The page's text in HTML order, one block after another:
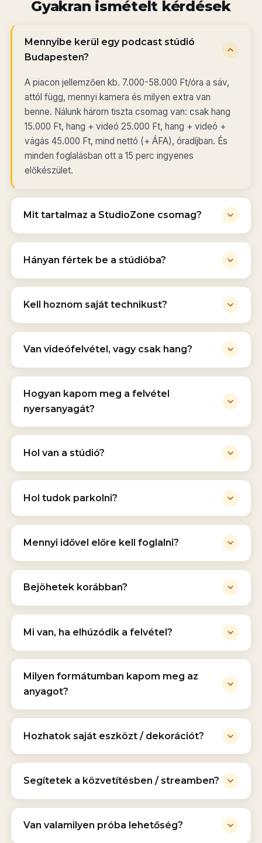
Gyakran ismételt kérdések
Mennyibe kerül egy podcast stúdió
Budapesten?
A piacon jellemzően kb. 7.000-58.000 Ft/óra a sáv,
attól függ, mennyi kamera és milyen extra van
benne. Nálunk három tiszta csomag van: csak hang
15.000 Ft, hang + videó 25.000 Ft, hang + videó +
vágás 45.000 Ft, mind nettó (+ ÁFA), óradíjban. És
minden foglalásban ott a 15 perc ingyenes
előkészület.
Mit tartalmaz a StudioZone csomag?
Hányan fértek be a stúdióba?
Kell hoznom saját technikust?
Van videófelvétel, vagy csak hang?
Hogyan kapom meg a felvétel
nyersanyagát?
Hol van a stúdió?
Hol tudok parkolni?
Mennyi idővel előre kell foglalni?
Bejöhetek korábban?
Mi van, ha elhúzódik a felvétel?
Milyen formátumban kapom meg az
anyagot?
Hozhatok saját eszközt / dekorációt?
Segítetek a közvetítésben / streamben?
Van valamilyen próba lehetőség?